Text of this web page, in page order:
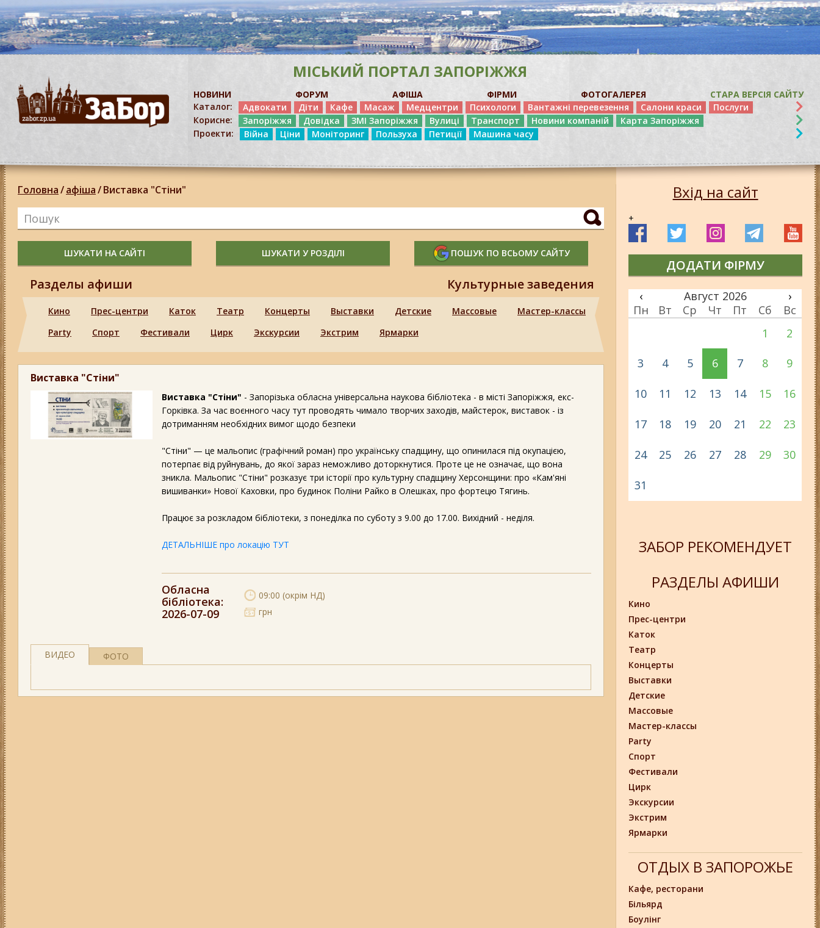
МІСЬКИЙ ПОРТАЛ ЗАПОРІЖЖЯ
НОВИНИ ФОРУМ АФІША ФІРМИ ФОТОГАЛЕРЕЯ
СТАРА ВЕРСІЯ САЙТУ
Каталог:
Адвокати Діти Кафе Масаж Медцентри Психологи Вантажні перевезення Салони краси
Послуги
Корисне:
Запоріжжя Довідка ЗМІ Запоріжжя Вулиці Транспорт Новини компаній
Карта Запоріжжя
Проекти:
Війна Ціни Моніторинг Пользуха Петиції Машина часу
Головна/афіша/Виставка "Стіни"
ШУКАТИ НА САЙТІ ШУКАТИ У РОЗДІЛІ ПОШУК ПО ВСЬОМУ САЙТУ
Разделы афиши Культурные заведения
Кино Прес-центри Каток Театр Концерты Выставки Детские Массовые
Мастер-классы
Party
Спорт Фестивали Цирк Экскурсии Экстрим Ярмарки
Виставка "Стіни"
Виставка "Стіни" - Запорізька обласна універсальна наукова бібліотека - в місті Запоріжжя, екс-
Горківка. За час воєнного часу тут проводять чимало творчих заходів, майстерок, виставок - із
дотриманням необхідних вимог щодо безпеки
"Стіни" — це мальопис (графічний роман) про українську спадщину, що опинилася під окупацією,
потерпає від руйнувань, до якої зараз неможливо доторкнутися. Проте це не означає, що вона
зникла. Мальопис "Стіни" розказує три історії про культурну спадщину Херсонщини: про «Кам'яні
вишиванки» Нової Каховки, про будинок Поліни Райко в Олешках, про фортецю Тягинь.
Працює за розкладом бібліотеки, з понеділка по суботу з 9.00 до 17.00. Вихідний - неділя.
ДЕТАЛЬНІШЕ про локацію ТУТ
Обласна
бібліотека:
2026-07-09
09:00 (окрім НД)
грн
ВИДЕО ФОТО
Вхід на сайт
+
ДОДАТИ ФІРМУ
1 2
3 4 5 6 7 8 9
10 11 12 13 14 15 16
17 18 19 20 21 22 23
24 25 26 27 28 29 30
31
‹ Август 2026
›
Пн
Вт Ср Чт Пт Сб Вс
ЗАБОР РЕКОМЕНДУЕТ
РАЗДЕЛЫ АФИШИ
Кино
Прес-центри
Каток
Театр
Концерты
Выставки
Детские
Массовые
Мастер-классы
Party
Спорт
Фестивали
Цирк
Экскурсии
Экстрим
Ярмарки
ОТДЫХ В ЗАПОРОЖЬЕ
Кафе, ресторани
Більярд
Боулінг